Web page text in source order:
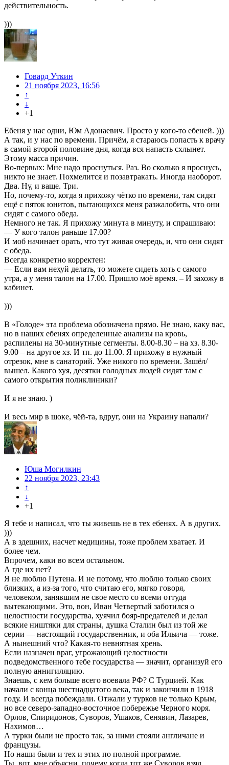
действительность.
)))
Говард Уткин
21 ноября 2023, 16:56
↑
↓
+1
Ебеня у нас одни, Юм Адонаевич. Просто у кого-то ебеней. )))
А так, и у нас по времени. Причём, я стараюсь попасть к врачу
в самой второй половине дня, когда вся напасть схлынет.
Этому масса причин.
Во-первых: Мне надо проснуться. Раз. Во сколько я проснусь,
никто не знает. Похмелится и позавтракать. Иногда наоборот.
Два. Ну, и ваще. Три.
Но, почему-то, когда я прихожу чётко по времени, там сидят
ещё с пяток юнитов, пытающихся меня разжалобить, что они
сидят с самого обеда.
Немного не так. Я прихожу минута в минуту, и спрашиваю:
— У кого талон раньше 17.00?
И моб начинает орать, что тут живая очередь, и, что они сидят
с обеда.
Всегда конкретно корректен:
— Если вам нехуй делать, то можете сидеть хоть с самого
утра, а у меня талон на 17.00. Пришло моё время. – И захожу в
кабинет.
)))
В «Голоде» эта проблема обозначена прямо. Не знаю, каку вас,
но в наших ебенях определенные анализы на кровь,
распилены на 30-минутные сегменты. 8.00-8.30 – на хз. 8.30-
9.00 – на другое хз. И тп. до 11.00. Я прихожу в нужный
отрезок, мне в санаторий. Уже никого по времени. Зашёл/
вышел. Какого хуя, десятки голодных людей сидят там с
самого открытия поликлиники?
И я не знаю. )
И весь мир в шоке, чёй-та, вдруг, они на Украину напали?
Юша Могилкин
22 ноября 2023, 23:43
↑
↓
+1
Я тебе и написал, что ты живешь не в тех ебенях. А в других.
)))
А в здешних, насчет медицины, тоже проблем хватает. И
более чем.
Впрочем, каки во всем остальном.
А где их нет?
Я не люблю Путена. И не потому, что люблю только своих
близких, а из-за того, что считаю его, мягко говоря,
человеком, занявшим не свое место со всеми оттуда
вытекающими. Это, вон, Иван Четвертый заботился о
целостности государства, хуячил бояр-предателей и делал
всякие ништяки для страны, душка Сталин был из той же
серии — настоящий государственник, и оба Ильича — тоже.
А нынешний что? Какая-то невнятная хрень.
Если назначен враг, угрожающий целостности
подведомственного тебе государства — значит, организуй его
полную аннигиляцию.
Знаешь, с кем больше всего воевала РФ? С Турцией. Как
начали с конца шестнадцатого века, так и закончили в 1918
году. И всегда побеждали. Отжали у турков не только Крым,
но все северо-западно-восточное побережье Черного моря.
Орлов, Спиридонов, Суворов, Ушаков, Сенявин, Лазарев,
Нахимов…
А турки были не просто так, за ними стояли англичане и
французы.
Но наши были и тех и этих по полной программе.